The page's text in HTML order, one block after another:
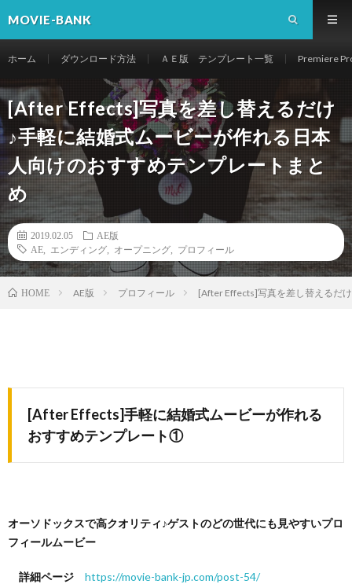
MOVIE-BANK
ホーム ダウンロード方法 ＡＥ版 テンプレート一覧 Premiere
[After Effects]写真を差し替えるだけ
♪手軽に結婚式ムービーが作れる日本
人向けのおすすめテンプレートまと
め
2019.02.05
AE版
AE
エンディング オープニング プロフィール
HOME AE版 プロフィール [After Effects]写真を差し替えるだ
[After Effects]手軽に結婚式ムービーが作れる
おすすめテンプレート①
オーソドックスで高クオリティ♪ゲストのどの世代にも見やすいプロ
フィールムービー
詳細ページ https://movie-bank-jp.com/post-54/